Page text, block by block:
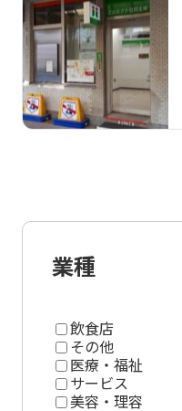
業種
飲食店
その他
医療・福祉
サービス
美容・理容